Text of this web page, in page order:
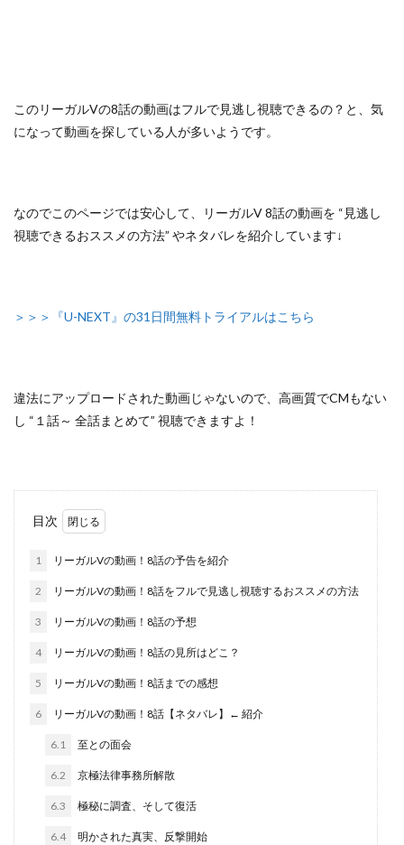
このリーガルVの8話の動画はフルで見逃し視聴できるの？ と、気
になって動画を探している人が多いようです。
なのでこのページでは安心して、
リーガルV 8話の動画を “見逃し
視聴できるおススメの方法” やネタバレを紹介しています↓
＞＞＞『U-NEXT』の31日間無料トライアルはこちら
違法にアップロードされた動画じゃないので、高画質でCMもない
し “１話～ 全話まとめて” 視聴できますよ！
目次
1 リーガルVの動画！8話の予告を紹介
2 リーガルVの動画！8話をフルで見逃し視聴するおススメの方法
3 リーガルVの動画！8話の予想
4 リーガルVの動画！8話の見所はどこ？
5 リーガルVの動画！8話までの感想
6 リーガルVの動画！8話【ネタバレ】← 紹介
6.1 至との面会
6.2 京極法律事務所解散
6.3 極秘に調査、そして復活
6.4 明かされた真実、反撃開始